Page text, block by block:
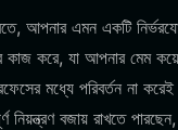
আপনার এমন একটি
করে, যা আপনার মেম
মধ্যে পরিবর্তন না
নিয়ন্ত্রণ বজায় রাখতে